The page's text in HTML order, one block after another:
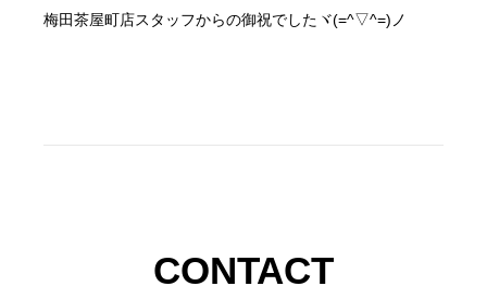
梅田茶屋町店スタッフからの御祝でしたヾ(=^▽^=)ノ
CONTACT